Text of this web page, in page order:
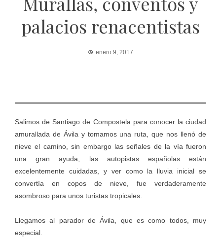
palacios renacentistas
enero 9, 2017
Salimos de Santiago de Compostela para conocer la ciudad
amurallada de Ávila y tomamos una ruta, que nos llenó de
nieve el camino, sin embargo las señales de la vía fueron
una gran ayuda, las autopistas españolas están
excelentemente cuidadas, y ver como la lluvia inicial se
convertía en copos de nieve, fue verdaderamente
asombroso para unos turistas tropicales.
Llegamos al parador de Ávila, que es como todos, muy
especial.